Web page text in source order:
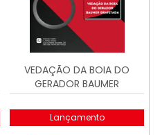
VEDAÇÃO DA BOIA DO
GERADOR BAUMER
GRAFITADA
Lançamento